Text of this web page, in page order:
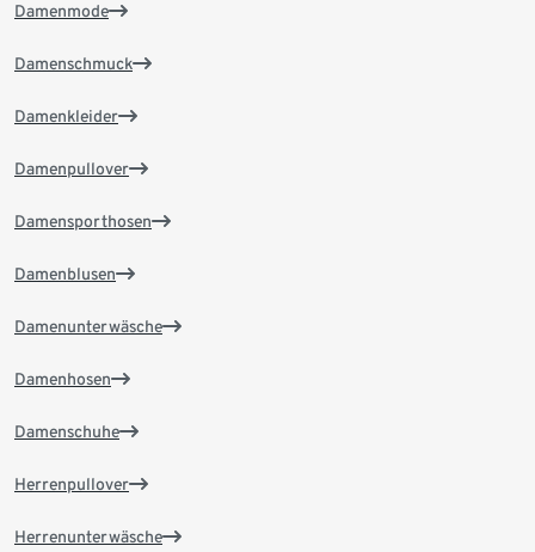
Damenmode
Damenschmuck
Damenkleider
Damenpullover
Damensporthosen
Damenblusen
Damenunterwäsche
Damenhosen
Damenschuhe
Herrenpullover
Herrenunterwäsche